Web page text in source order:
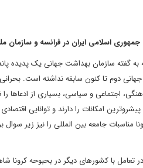
اسلامی ایران در فرانسه و سازمان
گفته سازمان بهداشت جهانی یک پدیده
دوم تا کنون سابقه نداشته است.
اجتماعی و سیاسی، بسیاری از ادعاها
امکانات را دارند و توانایی
مناسبات جامعه بین المللی را نیز زیر
تعامل با کشورهای دیگر در بحبوحه کرونا